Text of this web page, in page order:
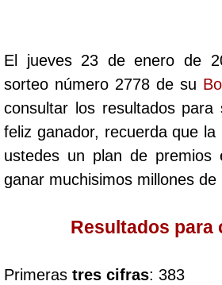
Cafeterito Noche
Caribeña Día
Caribeña Noche
El jueves 23 de enero de
sorteo número 2778 de su
consultar los resultados
feliz ganador, recuerda que
ustedes un plan de premios
ganar muchisimos millones de
Resultados para
Primeras tres cifras: 383